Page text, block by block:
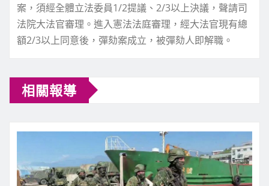
案，須經全體立法委員1/2提議、2/3以上決議，聲請司
法院大法官審理。進入憲法法庭審理，經大法官現有總
額2/3以上同意後，彈劾案成立，被彈劾人即解職。
相關報導